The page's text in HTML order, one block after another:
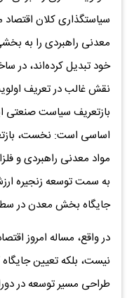
سیاستگذاری کلان
معدنی راهبردی را به
خود تبدیل کرده‌اند، در
نقش غالب در تعریف
بازتعریف سیاست صنعتی
اساسی است: نخست،
مواد معدنی راهبردی و
به سمت توسعه زنجیره
جایگاه بخش معدن در
در واقع، مساله امروز
نیست، بلکه تعیین
طراحی مسیر توسعه در